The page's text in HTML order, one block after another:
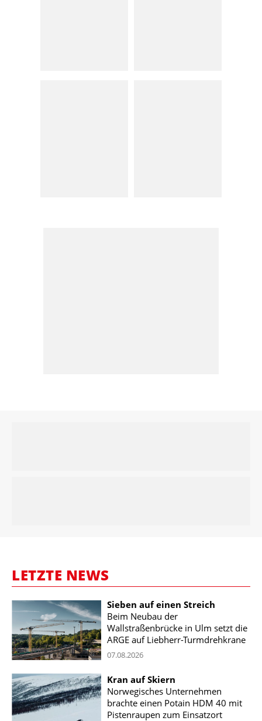
LETZTE NEWS
Sieben auf einen Streich
Beim Neubau der
Wallstraßenbrücke in Ulm setzt die
ARGE auf Liebherr-Turmdrehkrane
07.08.2026
Kran auf Skiern
Norwegisches Unternehmen
brachte einen Potain HDM 40 mit
Pistenraupen zum Einsatzort